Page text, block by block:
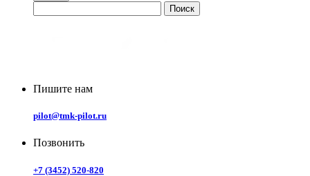
Пишите нам
pilot@tmk-pilot.ru
Позвонить
+7 (3452) 520-820